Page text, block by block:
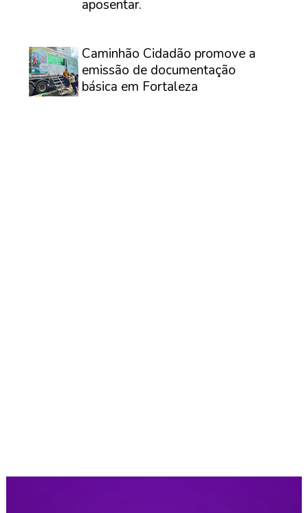
aposentar.
Caminhão Cidadão promove a
emissão de documentação
básica em Fortaleza